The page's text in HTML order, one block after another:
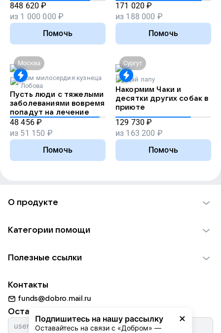
848 620 ₽
из 1 000 000 ₽
Помочь
171 020 ₽
из 188 000 ₽
Помочь
Москва
Дом милосердия кузнеца
Лобова
Пусть люди с тяжелыми
заболеваниями вовремя
попадут на лечение
48 456 ₽
из 51 150 ₽
Помочь
Сургут
Дай лапу
Накормим Чаки и
десятки других собак в
приюте
129 730 ₽
из 163 200 ₽
Помочь
Подпишитесь на нашу рассылку
Оставайтесь на связи с «Добром» —
О продукте
Использование материалов
Для НКО
Партнерам
Категории помощи
Пожилым
Животным
Природе
Культуре
Полезные ссылки
Добрый день
Истории
Контакты
funds@dobro.mail.ru
Оставайтесь с нами